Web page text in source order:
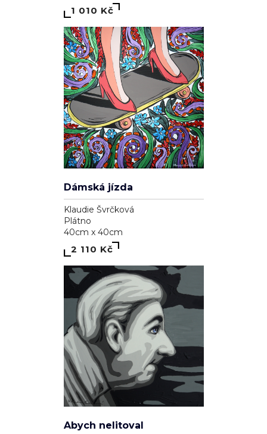
1 010 Kč
Dámská jízda
Klaudie Švrčková
Plátno
40cm x 40cm
2 110 Kč
Abych nelitoval